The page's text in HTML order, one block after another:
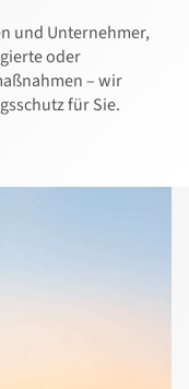
und Unternehmer,
oder
– wir
für Sie.